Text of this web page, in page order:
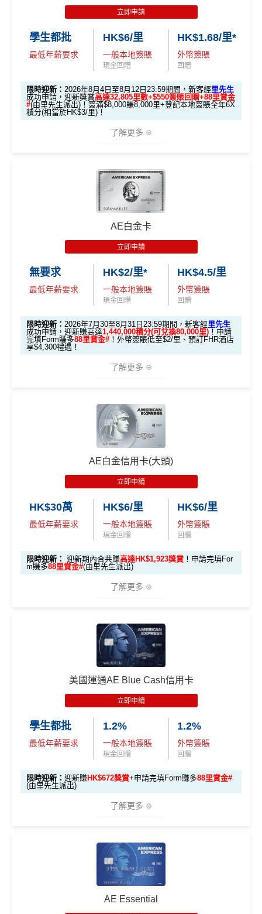
立即申請
學生都批
最低年薪要求
HK$6/里
一般本地簽賬
現金回贈
HK$1.68/里*
外幣簽賬
回贈
限時迎新： 2026年8月4日至8月12日23:59期間，新客經里先生
成功申請，迎新獎賞高達32,805里數+$550簽賬回贈+88里賞金
#(由里先生派出)！簽滿$8,000賺8,000里+登記本地簽賬全年6X
積分(相當於HK$3/里)！
了解更多
條件 (於首3個月內
🎯 第一階段：開卡必做 (登記特別優惠)
1️⃣ 啟動「本地簽賬 6
X 積分」優惠（每季
上限 HK$15,000）
📍登記優惠 1：htt
ps://shorturl.at/K
0.75X 積分」優惠
（每季上限 HK$10,0
00）
📍登記優惠 2：htt
ps://shorturl.at/Y
🎯 第二階段：本地迎新簽賬獎賞 (累積簽滿 HK$8,00
0 本地簽賬)
【🔥限時
加碼🔥】
完成任何金額之首次
累積本地簽賬滿 HK
$8,000（須以港幣結
算）
(相當於 5,333
里數)
本地簽賬
簽賬*6X 積分
48,000 AE
積分
(相當於 2,667
🎯 第三階段：額外迎新簽賬獎賞 (累積簽滿 HK$30,0
00 - 包括 HK$12,000 本地 + HK$10,000 外幣)
累積總簽賬滿 HK$3
0,000（包括合資格
本地及海外簽賬）
AE白金卡
立即申請
無要求
最低年薪要求
HK$2/里*
一般本地簽賬
現金回贈
HK$4.5/里
外幣簽賬
回贈
限時迎新： 2026年7月30至8月31日23:59期間，新客經里先生
成功申請，迎新賺高達1,440,000積分(可兌換80,000里) ！申請
完填Form賺多88里賞金# ！外幣簽賬低至$2/里、預訂FHR酒店
享$4,300禮遇！
了解更多
迎新禮遇 AE白金卡里先生優惠
2026年7月30日至8月31日23:59期間
$9,500，無得傾必需俾，留意新客及現有
全新美國運通基本卡會員*：迎新高達
(可換80,000里) +88里賞金#(由里先生派出)
現時或於申請日期起計過去 12 個月內
或取消任何由美國運通香港批核的信用卡或簽賬卡之基本
卡會員。
A
E
$5
0
賬
回
贈
首3個月內
iPhone、Apple Watch或Android手機，單次增
值淨HK$600
累積簽賬滿HK$6萬有
期間，進行一次任何金額的合資格
簽賬再有額外66萬積分本地簽賬2X積分，簽賬
HK$60,000再有額外12萬積分
AE白金信用卡(大頭)
立即申請
HK$30萬
最低年薪要求
HK$6/里
一般本地簽賬
現金回贈
HK$6/里
外幣簽賬
回贈
限時迎新： 迎新期內合共賺高達HK$1,923獎賞 ！申請完填For
m賺多88里賞金#(由里先生派出)
了解更多
AE白金信用卡迎新(只適用於2026年8月1日至8月31日23:
首3個月內成功簽賬滿HK$10,000: 享HK$700簽賬回贈
基本卡批核後首3個月內每HK$1=5美國運通積分，可
賺取高達240,000積分，（以Amex Travel換機票酒店
或以Pay with points max每260＝$1^可換HK$9
簽賬如醫院或保險，用呢個offer都抵！
MrMiles.hk/pc-form
加總以上，迎新合共高達HK$1,923
#每1里賞金 ≈ HK$1，可兌換FPS轉數快回贈！詳情
美國運通AE Blue Cash信用卡
立即申請
學生都批
最低年薪要求
1.2%
一般本地簽賬
現金回贈
1.2%
外幣簽賬
回贈
限時迎新： 迎新賺HK$672獎賞+申請完填Form賺多88里賞金#
(由里先生派出)
了解更多
信用卡迎新賺回贈
AE Essential